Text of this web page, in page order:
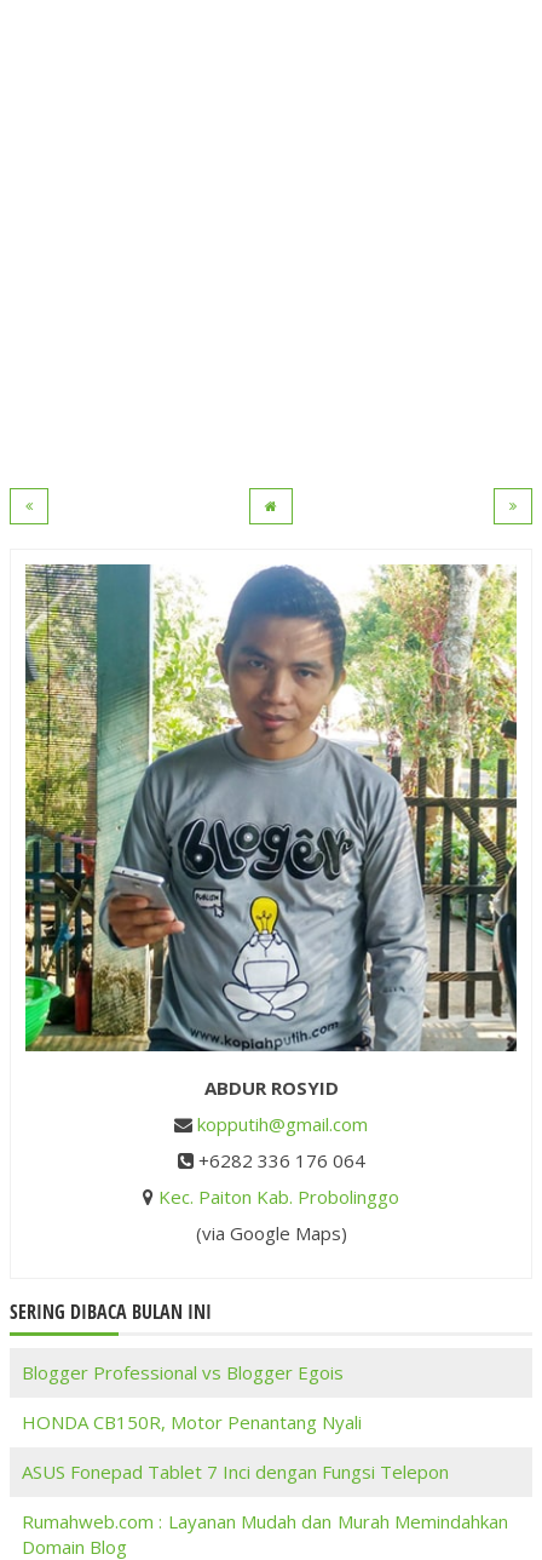
ABDUR ROSYID
kopputih@gmail.com
+6282 336 176 064
Kec. Paiton Kab. Probolinggo
(via Google Maps)
SERING DIBACA BULAN INI
Blogger Professional vs Blogger Egois
HONDA CB150R, Motor Penantang Nyali
ASUS Fonepad Tablet 7 Inci dengan Fungsi Telepon
Rumahweb.com : Layanan Mudah dan Murah Memindahkan
Domain Blog